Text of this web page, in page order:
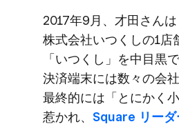
2017年9月、​才田さんは​
株式会社いつくしの​1店
「いつくし」を​中目黒
決済端末には​数々の​会
最終的には​「とにかく​
惹かれ、 ​Square リーダ